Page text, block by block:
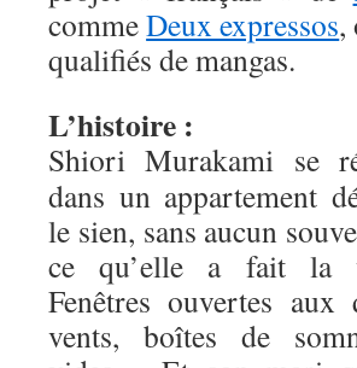
commeDeux expressos,
qualifiés de mangas.
L’histoire :
Shiori Murakami se
dans un appartement
le sien, sans aucun
ce qu’elle a fait la
Fenêtres ouvertes aux
vents, boîtes de